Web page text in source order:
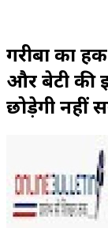
गरीबों का
और बेटी की
छोड़ेगी नहीं